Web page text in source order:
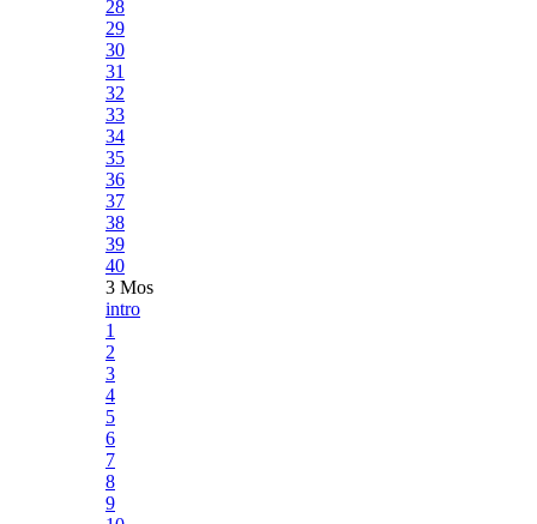
28
29
30
31
32
33
34
35
36
37
38
39
40
3 Mos
intro
1
2
3
4
5
6
7
8
9